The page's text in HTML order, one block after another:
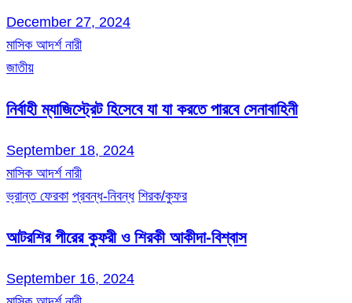
December 27, 2024
মাসিক আদর্শ নারী
জাতীয়
নির্বাহী ম্যাজিস্ট্রেট হিসেবে যা যা করতে পারবে সেনাবাহিনী
September 18, 2024
মাসিক আদর্শ নারী
ভ্রান্ত ফেরকা প্রবন্ধ-নিবন্ধ শিরক/কুফর
আটরশির পীরের কুফরী ও শিরকী আকীদা-বিশ্বাস
September 16, 2024